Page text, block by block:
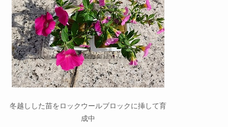
冬越しした苗をロックウールブロックに挿して育
成中